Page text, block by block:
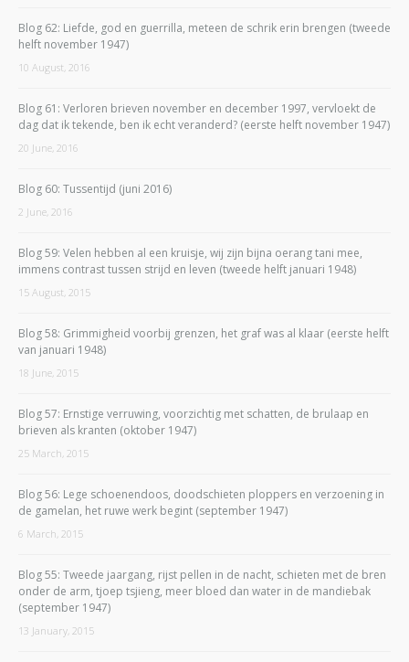
Blog 62: Liefde, god en guerrilla, meteen de schrik erin brengen (tweede
helft november 1947)
10 August, 2016
Blog 61: Verloren brieven november en december 1997, vervloekt de
dag dat ik tekende, ben ik echt veranderd? (eerste helft november 1947)
20 June, 2016
Blog 60: Tussentijd (juni 2016)
2 June, 2016
Blog 59: Velen hebben al een kruisje, wij zijn bijna oerang tani mee,
immens contrast tussen strijd en leven (tweede helft januari 1948)
15 August, 2015
Blog 58: Grimmigheid voorbij grenzen, het graf was al klaar (eerste helft
van januari 1948)
18 June, 2015
Blog 57: Ernstige verruwing, voorzichtig met schatten, de brulaap en
brieven als kranten (oktober 1947)
25 March, 2015
Blog 56: Lege schoenendoos, doodschieten ploppers en verzoening in
de gamelan, het ruwe werk begint (september 1947)
6 March, 2015
Blog 55: Tweede jaargang, rijst pellen in de nacht, schieten met de bren
onder de arm, tjoep tsjieng, meer bloed dan water in de mandiebak
(september 1947)
13 January, 2015